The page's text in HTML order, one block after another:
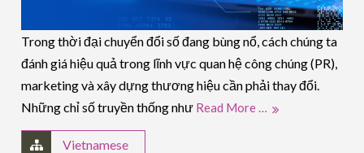
Trong thời đại chuyển đổi số đang bùng nổ, cách chúng ta
đánh giá hiệu quả trong lĩnh vực quan hệ công chúng (PR),
marketing và xây dựng thương hiệu cần phải thay đổi.
Những chỉ số truyền thống như Read More …
Vietnamese